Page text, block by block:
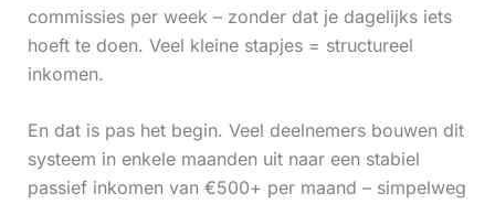
commissies per week – zonder dat je dagelijks iets
hoeft te doen. Veel kleine stapjes = structureel
inkomen.
En dat is pas het begin. Veel deelnemers bouwen dit
systeem in enkele maanden uit naar een stabiel
passief inkomen van €500+ per maand – simpelweg